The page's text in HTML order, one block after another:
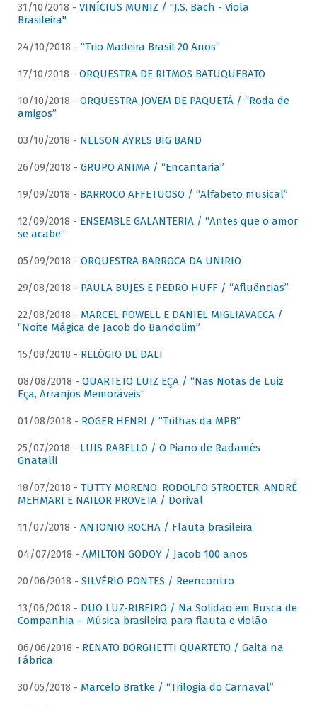
31/10/2018 - VINÍCIUS MUNIZ / "J.S. Bach - Viola
Brasileira"
24/10/2018 - “Trio Madeira Brasil 20 Anos”
17/10/2018 - ORQUESTRA DE RITMOS BATUQUEBATO
10/10/2018 - ORQUESTRA JOVEM DE PAQUETÁ / “Roda de
amigos”
03/10/2018 - NELSON AYRES BIG BAND
26/09/2018 - GRUPO ANIMA / “Encantaria”
19/09/2018 - BARROCO AFFETUOSO / “Alfabeto musical”
12/09/2018 - ENSEMBLE GALANTERIA / “Antes que o amor
se acabe”
05/09/2018 - ORQUESTRA BARROCA DA UNIRIO
29/08/2018 - PAULA BUJES E PEDRO HUFF / “Afluências”
22/08/2018 - MARCEL POWELL E DANIEL MIGLIAVACCA /
“Noite Mágica de Jacob do Bandolim”
15/08/2018 - RELÓGIO DE DALI
08/08/2018 - QUARTETO LUIZ EÇA / “Nas Notas de Luiz
Eça, Arranjos Memoráveis”
01/08/2018 - ROGER HENRI / “Trilhas da MPB”
25/07/2018 - LUIS RABELLO / O Piano de Radamés
Gnatalli
18/07/2018 - TUTTY MORENO, RODOLFO STROETER, ANDRÉ
MEHMARI E NAILOR PROVETA / Dorival
11/07/2018 - ANTONIO ROCHA / Flauta brasileira
04/07/2018 - AMILTON GODOY / Jacob 100 anos
20/06/2018 - SILVÉRIO PONTES / Reencontro
13/06/2018 - DUO LUZ-RIBEIRO / Na Solidão em Busca de
Companhia – Música brasileira para flauta e violão
06/06/2018 - RENATO BORGHETTI QUARTETO / Gaita na
Fábrica
30/05/2018 - Marcelo Bratke / “Trilogia do Carnaval”